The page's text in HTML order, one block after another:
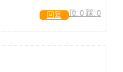
顶: 0 踩: 0
回复